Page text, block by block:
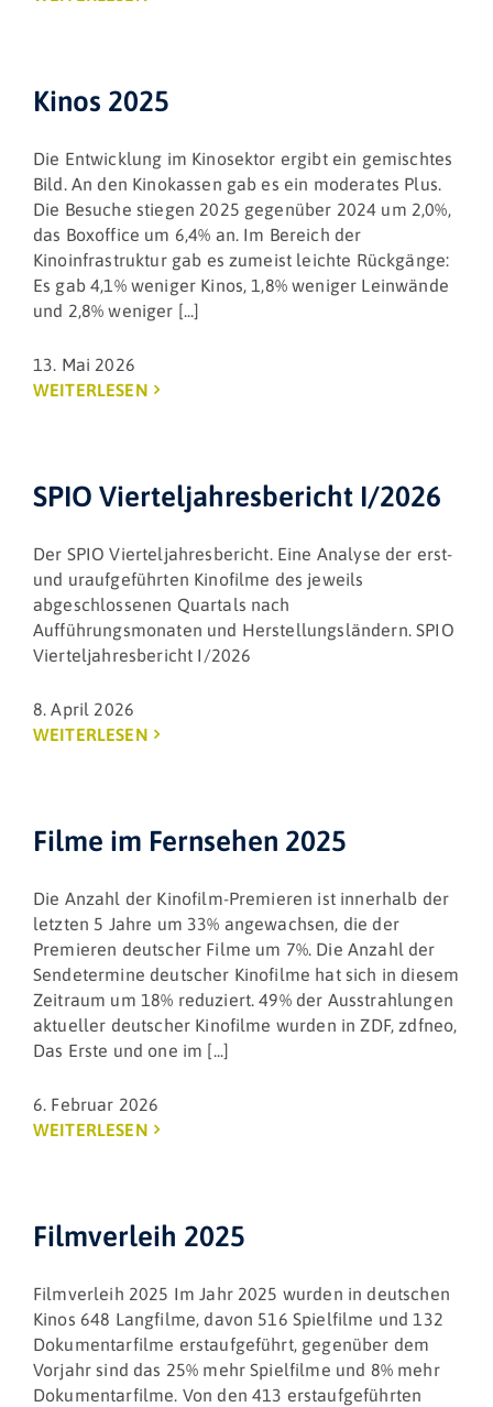
Kinos 2025
Die Entwicklung im Kinosektor ergibt ein gemischtes
Bild. An den Kinokassen gab es ein moderates Plus.
Die Besuche stiegen 2025 gegenüber 2024 um 2,0%,
das Boxoffice um 6,4% an. Im Bereich der
Kinoinfrastruktur gab es zumeist leichte Rückgänge:
Es gab 4,1% weniger Kinos, 1,8% weniger Leinwände
und 2,8% weniger [...]
13. Mai 2026
WEITERLESEN
SPIO Vierteljahresbericht I/2026
Der SPIO Vierteljahresbericht. Eine Analyse der erst-
und uraufgeführten Kinofilme des jeweils
abgeschlossenen Quartals nach
Aufführungsmonaten und Herstellungsländern. SPIO
Vierteljahresbericht I/2026
8. April 2026
WEITERLESEN
Filme im Fernsehen 2025
Die Anzahl der Kinofilm-Premieren ist innerhalb der
letzten 5 Jahre um 33% angewachsen, die der
Premieren deutscher Filme um 7%. Die Anzahl der
Sendetermine deutscher Kinofilme hat sich in diesem
Zeitraum um 18% reduziert. 49% der Ausstrahlungen
aktueller deutscher Kinofilme wurden in ZDF, zdfneo,
Das Erste und one im [...]
6. Februar 2026
WEITERLESEN
Filmverleih 2025
Filmverleih 2025 Im Jahr 2025 wurden in deutschen
Kinos 648 Langfilme, davon 516 Spielfilme und 132
Dokumentarfilme erstaufgeführt, gegenüber dem
Vorjahr sind das 25% mehr Spielfilme und 8% mehr
Dokumentarfilme. Von den 413 erstaufgeführten